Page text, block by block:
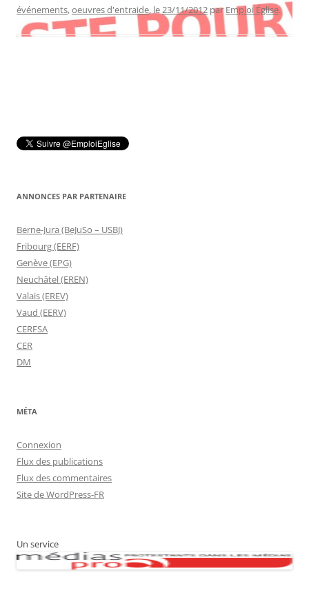
événements,oeuvres d'entraide, le23/11/2012 parEmploi Église.
ANNONCES PAR PARTENAIRE
Berne-Jura (BeJuSo – USBJ)
Fribourg (EERF)
Genève (EPG)
Neuchâtel (EREN)
Valais (EREV)
Vaud (EERV)
CERFSA
CER
DM
MÉTA
Connexion
Flux des publications
Flux des commentaires
Site de WordPress-FR
Un service